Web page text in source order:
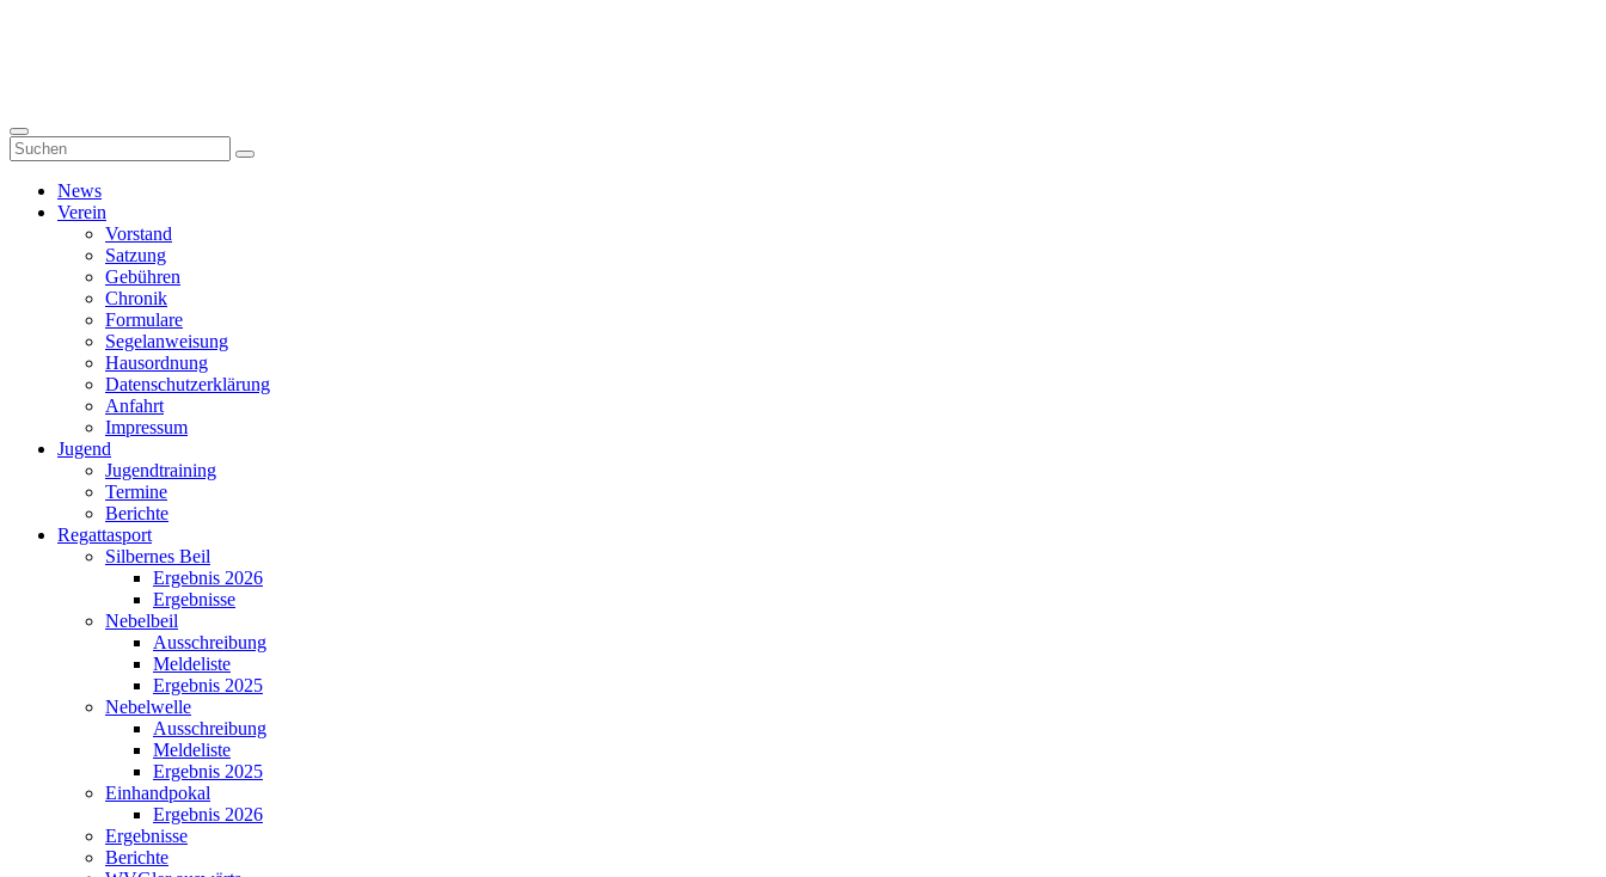
News
Verein
Vorstand
Satzung
Gebühren
Chronik
Formulare
Segelanweisung
Hausordnung
Datenschutzerklärung
Anfahrt
Impressum
Jugend
Jugendtraining
Termine
Berichte
Regattasport
Silbernes Beil
Ergebnis 2026
Ergebnisse
Nebelbeil
Ausschreibung
Meldeliste
Ergebnis 2025
Nebelwelle
Ausschreibung
Meldeliste
Ergebnis 2025
Einhandpokal
Ergebnis 2026
Ergebnisse
Berichte